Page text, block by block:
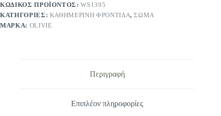
ΚΩΔΙΚΌΣ ΠΡΟΪΌΝΤΟΣ:WS1395
ΚΑΤΗΓΟΡΊΕΣ: ΚΑΘΗΜΕΡΙΝΉ ΦΡΟΝΤΊΔΑ,ΣΏΜΑ
ΜΆΡΚΑ: OLIVIE
Περιγραφή
Επιπλέον πληροφορίες